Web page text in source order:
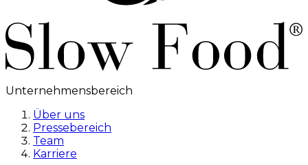
Unternehmensbereich
Über uns
Pressebereich
Team
Karriere